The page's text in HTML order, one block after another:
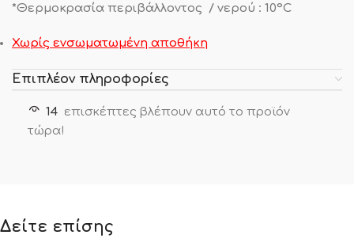
*Θερμοκρασία περιβάλλοντος / νερού : 10°C
Χωρίς ενσωματωμένη αποθήκη
Επιπλέον πληροφορίες
14 επισκέπτες βλέπουν αυτό το προϊόν
τώρα!
Δείτε επίσης